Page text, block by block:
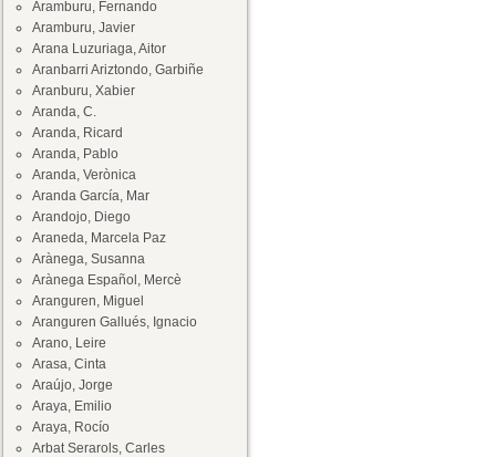
Aramburu, Fernando
Aramburu, Javier
Arana Luzuriaga, Aitor
Aranbarri Ariztondo, Garbiñe
Aranburu, Xabier
Aranda, C.
Aranda, Ricard
Aranda, Pablo
Aranda, Verònica
Aranda García, Mar
Arandojo, Diego
Araneda, Marcela Paz
Arànega, Susanna
Arànega Español, Mercè
Aranguren, Miguel
Aranguren Gallués, Ignacio
Arano, Leire
Arasa, Cinta
Araújo, Jorge
Araya, Emilio
Araya, Rocío
Arbat Serarols, Carles